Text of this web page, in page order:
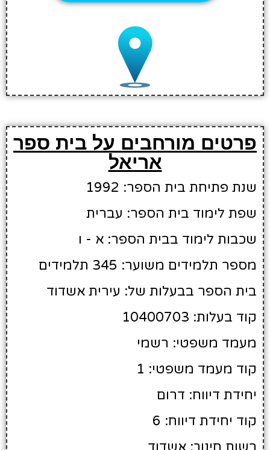
פרטים מורחבים על בית ספר
אריאל
שנת פתיחת בית הספר: 1992
שפת לימוד בית הספר: עברית
שכבות לימוד בבית הספר: א - ו
מספר תלמידים משוער: 345 תלמידים
בית הספר בבעלות של: עירית אשדוד
קוד בעלות: 10400703
מעמד משפטי: רשמי
קוד מעמד משפטי: 1
יחידת דיווח: דרום
קוד יחידת דיווח: 6